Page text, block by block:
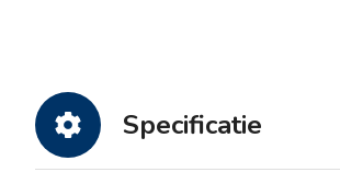
Specificatie